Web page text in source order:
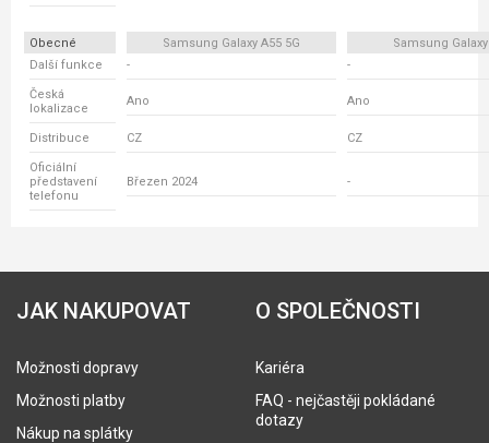
Obecné Samsung Galaxy A55 5G
Samsung Galaxy
Další funkce
- -
Česká
lokalizace
Ano Ano
Distribuce CZ CZ
Oficiální
představení
telefonu
Březen 2024 -
JAK NAKUPOVAT
Možnosti dopravy
Možnosti platby
Nákup na splátky
O SPOLEČNOSTI
Kariéra
FAQ - nejčastěji pokládané
dotazy